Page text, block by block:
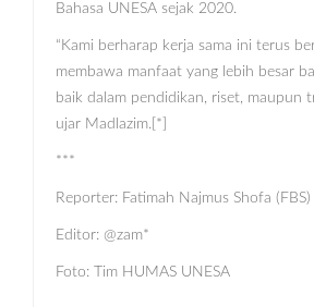
Bahasa UNESA sejak 2020.
“Kami berharap kerja sama ini terus
membawa manfaat yang lebih besar
baik dalam pendidikan, riset, maupun
ujar Madlazim.[*]
***
Reporter: Fatimah Najmus Shofa (FBS)
Editor: @zam*
Foto: Tim HUMAS UNESA